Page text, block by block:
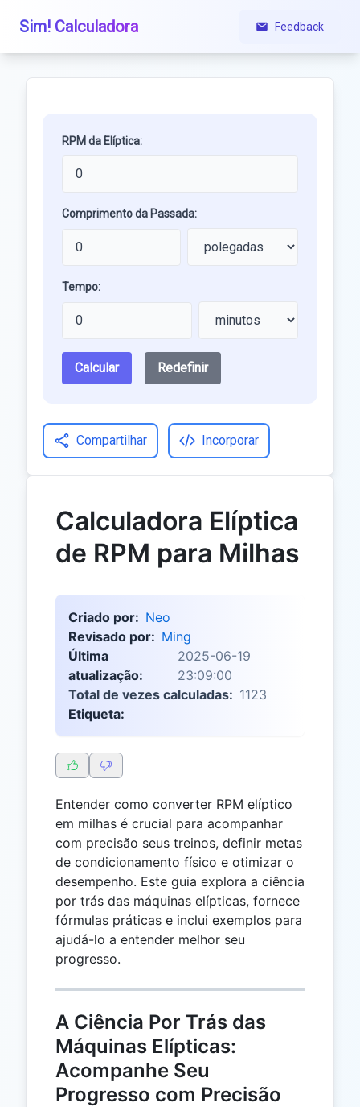
Sim! Calculadora Feedback
RPM da Elíptica:
Comprimento da Passada:
Tempo:
Calcular Redefinir
Compartilhar Incorporar
Calculadora Elíptica
de RPM para Milhas
Criado por: Neo
Revisado por: Ming
Última
atualização:
2025-06-19
23:09:00
Total de vezes calculadas: 1123
Etiqueta:
Entender como converter RPM elíptico
em milhas é crucial para acompanhar
com precisão seus treinos, definir metas
de condicionamento físico e otimizar o
desempenho. Este guia explora a ciência
por trás das máquinas elípticas, fornece
fórmulas práticas e inclui exemplos para
ajudá-lo a entender melhor seu
progresso.
A Ciência Por Trás das
Máquinas Elípticas:
Acompanhe Seu
Progresso com Precisão